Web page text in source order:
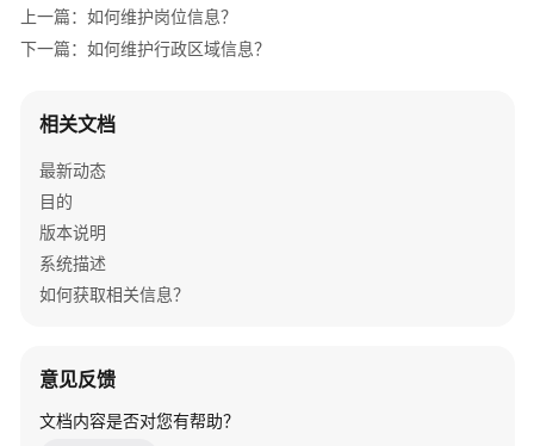
置
流
置
标
准
目
置
上一篇：如何维护岗位信息？
下一篇：如何维护行政区域信息？
相关文档
最新动态
目的
版本说明
系统描述
如何获取相关信息？
意见反馈
文档内容是否对您有帮助？